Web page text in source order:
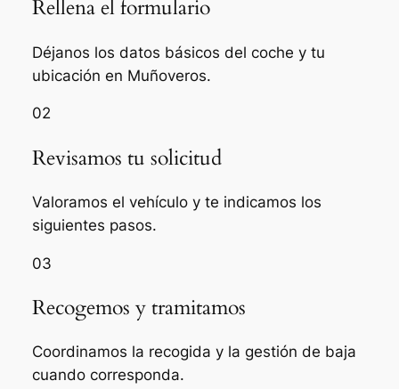
Rellena el formulario
Déjanos los datos básicos del coche y tu
ubicación en Muñoveros.
02
Revisamos tu solicitud
Valoramos el vehículo y te indicamos los
siguientes pasos.
03
Recogemos y tramitamos
Coordinamos la recogida y la gestión de baja
cuando corresponda.